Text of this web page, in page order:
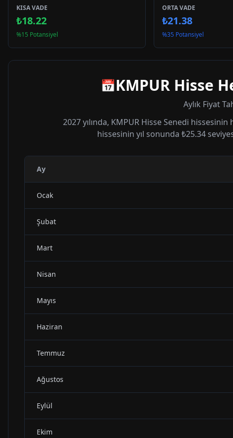
KISA VADE
₺18.22
%15 Potansiyel
ORTA VADE
₺21.38
%35 Potansiyel
📅KMPUR Hisse
Aylık Fiyat
2027yılında, KMPURHisse Senedi hissesinin
hissesinin yıl sonunda₺25.34
Ay
Ocak
Şubat
Mart
Nisan
Mayıs
Haziran
Temmuz
Ağustos
Eylül
Ekim